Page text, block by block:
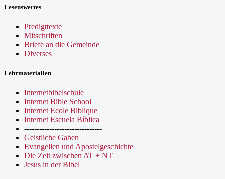
Lesenswertes
Predigttexte
Mitschriften
Briefe an die Gemeinde
Diverses
Lehrmaterialien
Internetbibelschule
Internet Bible School
Internet Ecole Biblique
Internet Escuela Bíblica
-------------------------------
Geistliche Gaben
Evangelien und Apostelgeschichte
Die Zeit zwischen AT + NT
Jesus in der Bibel